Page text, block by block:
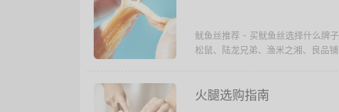
鱿鱼丝推荐 - 买鱿鱼丝选择什么牌
松鼠、陆龙兄弟、渔米之湘、良品
火腿选购指南